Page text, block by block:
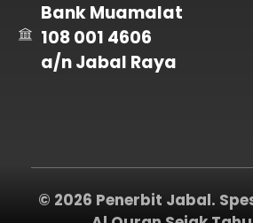
Bank Muamalat
108 001 4606
a/n Jabal Raya
© 2026 Penerbit Jabal.